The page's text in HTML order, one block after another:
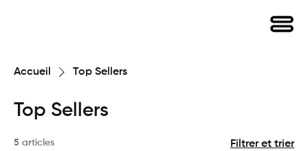
Accueil Top Sellers
Top Sellers
5 articles Filtrer et trier